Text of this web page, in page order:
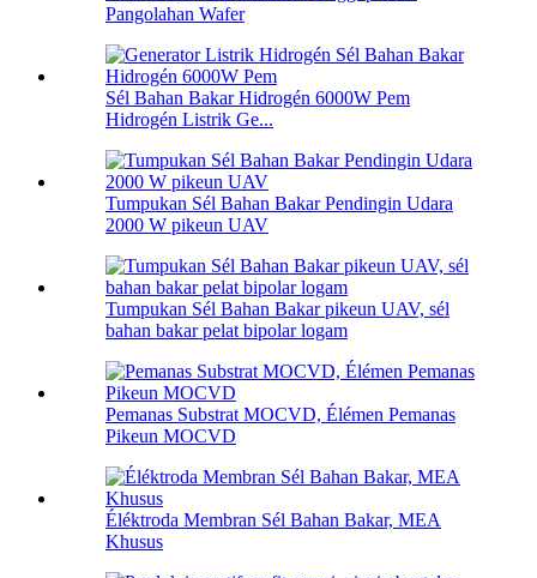
Pangolahan Wafer
Sél Bahan Bakar Hidrogén 6000W Pem
Hidrogén Listrik Ge...
Tumpukan Sél Bahan Bakar Pendingin Udara
2000 W pikeun UAV
Tumpukan Sél Bahan Bakar pikeun UAV, sél
bahan bakar pelat bipolar logam
Pemanas Substrat MOCVD, Élémen Pemanas
Pikeun MOCVD
Éléktroda Membran Sél Bahan Bakar, MEA
Khusus